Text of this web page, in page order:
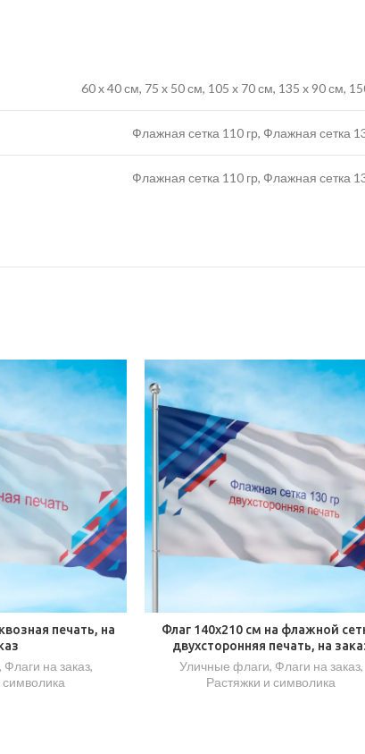
60 x 40 см, 75 x 50 см, 105 x 70 см, 135 x 90 см,
Флажная сетка 110 гр, Флажная сетка
Флажная сетка 110 гр, Флажная сетка
печать, на
, Флаги на заказ,
символика
Флаг 140х210 см на флажной
двухсторонняя печать, на
Уличные флаги, Флаги на заказ,
Растяжки и символика